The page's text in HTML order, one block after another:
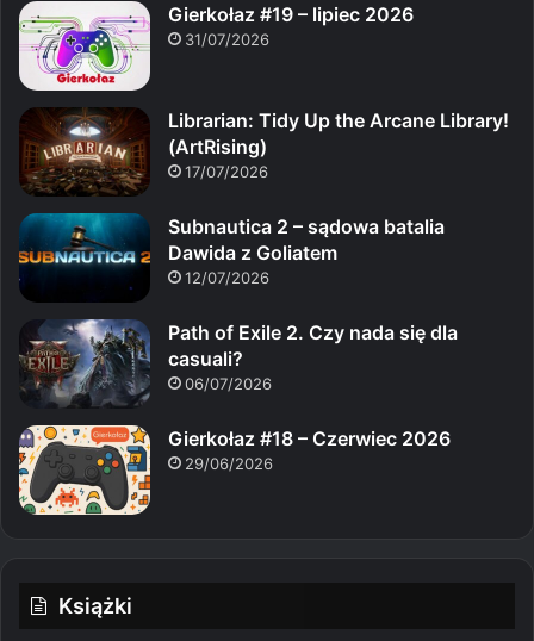
Gierkołaz #19 – lipiec 2026
31/07/2026
Librarian: Tidy Up the Arcane Library!
(ArtRising)
17/07/2026
Subnautica 2 – sądowa batalia
Dawida z Goliatem
12/07/2026
Path of Exile 2. Czy nada się dla
casuali?
06/07/2026
Gierkołaz #18 – Czerwiec 2026
29/06/2026
Książki